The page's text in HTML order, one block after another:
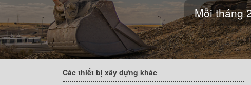
Mỗi tháng
Các thiết bị xây dựng khác